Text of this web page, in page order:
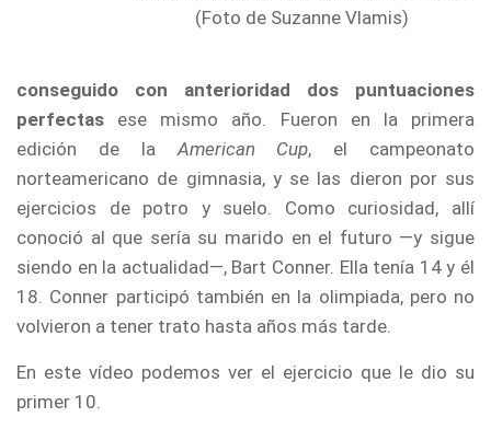
(Foto de Suzanne Vlamis)
conseguido con anterioridad dos puntuaciones
perfectas ese mismo año. Fueron en la primera
edición de laAmerican Cup, el campeonato
norteamericano de gimnasia, y se las dieron por sus
ejercicios de potro y suelo. Como curiosidad, allí
conoció al que sería su marido en el futuro —y sigue
siendo en la actualidad—, Bart Conner. Ella tenía 14 y él
18. Conner participó también en la olimpiada, pero no
volvieron a tener trato hasta años más tarde.
En este vídeo podemos ver el ejercicio que le dio su
primer 10.